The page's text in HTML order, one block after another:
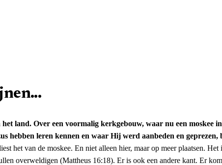
land. Over een voormalig kerkgebouw, waar nu een
hebben leren kennen en waar Hij werd aanbeden en
het van de moskee. En niet alleen hier, maar op meer plaatsen.
overweldigen (Mattheus 16:18). Er is ook een andere kant. Er